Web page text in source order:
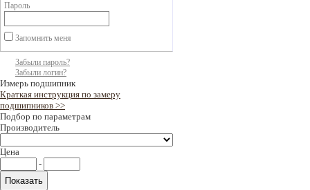
Пароль
Запомнить меня
Забыли пароль?
Забыли логин?
Измерь подшипник
Краткая инструкция по замеру
подшипников >>
Подбор по параметрам
Производитель
Цена
-